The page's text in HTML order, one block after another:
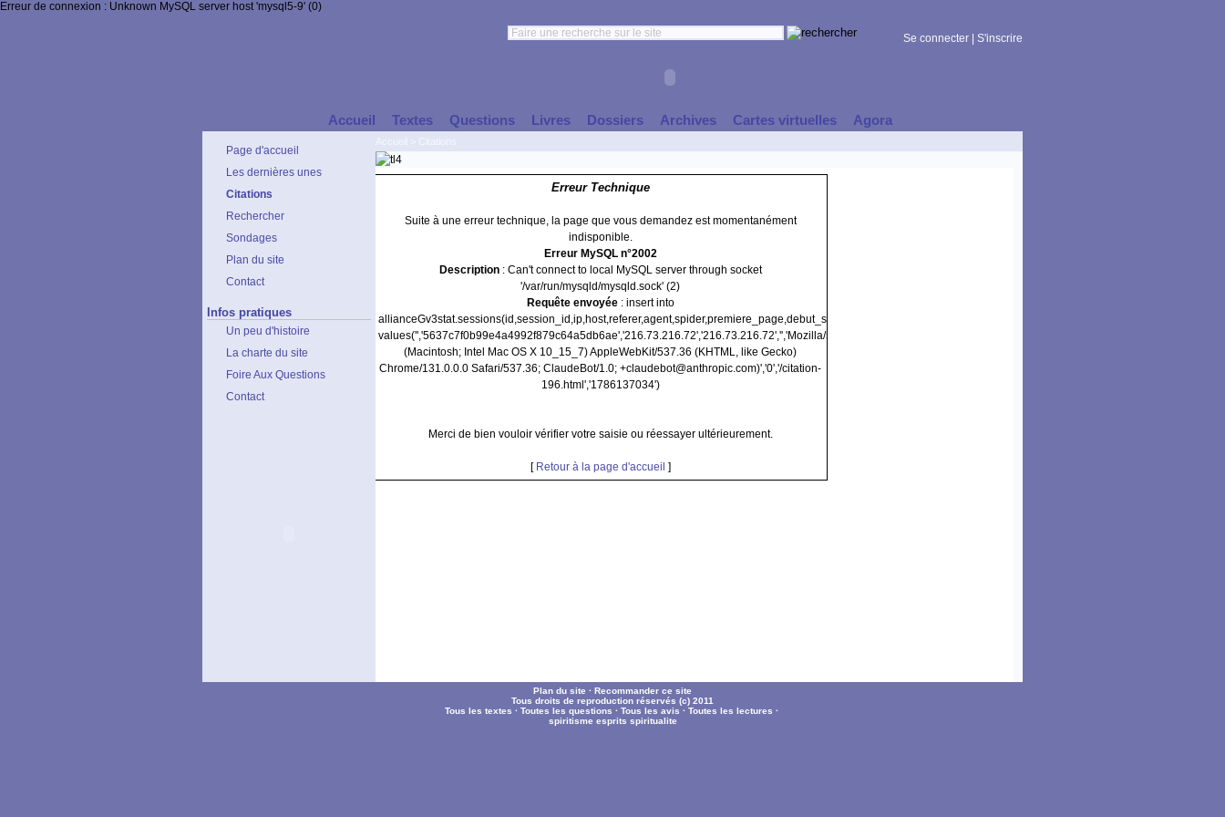
Erreur de connexion : Unknown MySQL server host 'mysql5-9' (0)
Se connecter S'inscrire
Accueil Textes Questions Livres Dossiers Archives Cartes virtuelles Agora
Page d'accueil
Les dernières unes
Citations
Rechercher
Sondages
Plan du site
Contact
Infos pratiques
Un peu d'histoire
La charte du site
Foire Aux Questions
Contact
Erreur Technique
Suite à une erreur technique, la page que vous demandez est momentanément
indisponible.
Erreur MySQL n°2002
Description: Can't connect to local MySQL server through socket
'/var/run/mysqld/mysqld.sock' (2)
Requête envoyée: insert into
allianceGv3stat.sessions(id,session_id,ip,host,referer,agent,spider,premiere_page,debut_session)
values('','5637c7f0b99e4a4992f879c64a5db6ae','216.73.216.72','216.73.216.72','','Mozilla/5.0
(Macintosh; Intel Mac OS X 10_15_7) AppleWebKit/537.36 (KHTML, like Gecko)
Chrome/131.0.0.0 Safari/537.36; ClaudeBot/1.0; +claudebot@anthropic.com)','0','/citation-
196.html','1786137034')
Merci de bien vouloir vérifier votre saisie ou réessayer ultérieurement.
[ Retour à la page d'accueil ]
Plan du site · Recommander ce site
Tous droits de reproduction réservés (c) 2011
Tous les textes · Toutes les questions · Tous les avis · Toutes les lectures ·
spiritisme esprits spiritualite